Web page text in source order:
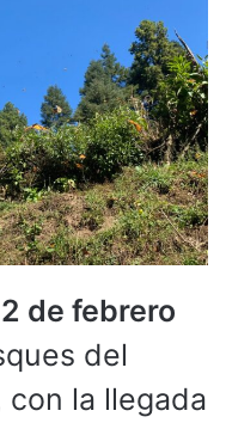
de febrero
del
la llegada